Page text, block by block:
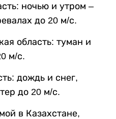
ночью и утром –
до 20 м/с.
область: туман и
м/с.
дождь и снег,
до 20 м/с.
в Казахстане,